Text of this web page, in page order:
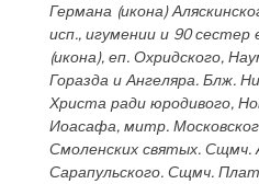
Германа(икона)
исп., игумении и 90 сестер
(икона), еп. Охридского,
ГораздаиАнгеляра. Блж.
Христа ради юродивого,
Иоасафа, митр.
Смоленских святых. Сщмч.
Сарапульского. Сщмч.